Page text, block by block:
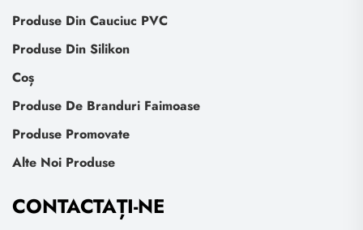
Produse Din Cauciuc PVC
Produse Din Silikon
Coș
Produse De Branduri Faimoase
Produse Promovate
Alte Noi Produse
CONTACTAȚI-NE